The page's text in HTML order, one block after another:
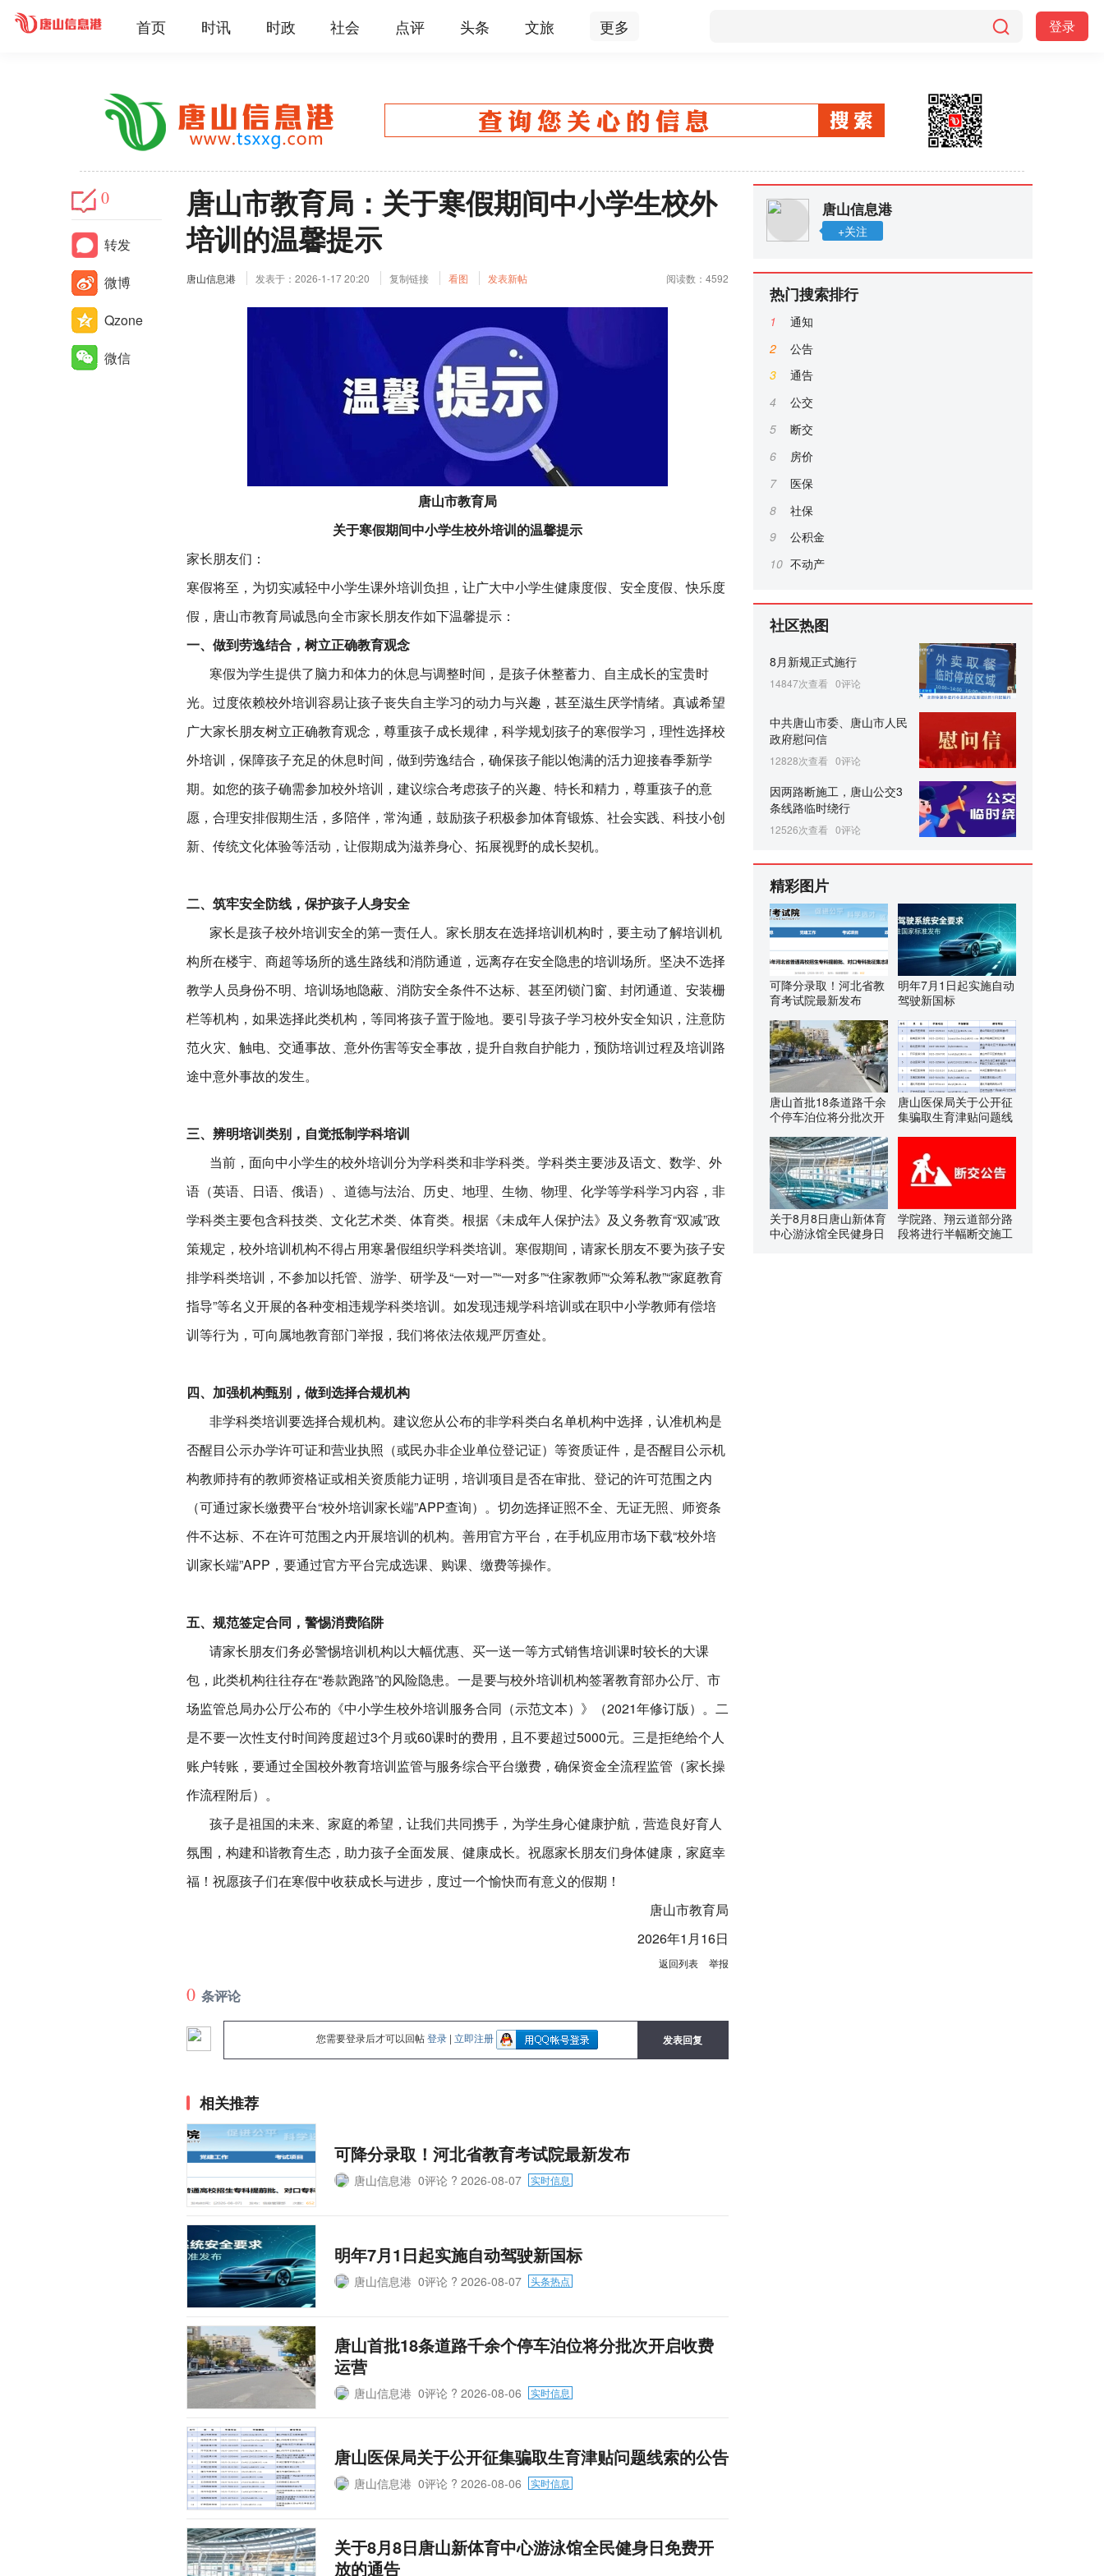
首页 时讯 时政 社会 点评 头条 文旅 更多 登录
0
转发
微博
Qzone
微信
唐山市教育局：关于寒假期间中小学生校外
培训的温馨提示
唐山信息港 发表于：2026-1-17 20:20 复制链接 看图 发表新帖 阅读数：4592
唐山市教育局
关于寒假期间中小学生校外培训的温馨提示
家长朋友们：
寒假将至，为切实减轻中小学生课外培训负担，让广大中小学生健康度假、安全度假、快乐度
假，唐山市教育局诚恳向全市家长朋友作如下温馨提示：
一、做到劳逸结合，树立正确教育观念
寒假为学生提供了脑力和体力的休息与调整时间，是孩子休整蓄力、自主成长的宝贵时
光。过度依赖校外培训容易让孩子丧失自主学习的动力与兴趣，甚至滋生厌学情绪。真诚希望
广大家长朋友树立正确教育观念，尊重孩子成长规律，科学规划孩子的寒假学习，理性选择校
外培训，保障孩子充足的休息时间，做到劳逸结合，确保孩子能以饱满的活力迎接春季新学
期。如您的孩子确需参加校外培训，建议综合考虑孩子的兴趣、特长和精力，尊重孩子的意
愿，合理安排假期生活，多陪伴，常沟通，鼓励孩子积极参加体育锻炼、社会实践、科技小创
新、传统文化体验等活动，让假期成为滋养身心、拓展视野的成长契机。
二、筑牢安全防线，保护孩子人身安全
家长是孩子校外培训安全的第一责任人。家长朋友在选择培训机构时，要主动了解培训机
构所在楼宇、商超等场所的逃生路线和消防通道，远离存在安全隐患的培训场所。坚决不选择
教学人员身份不明、培训场地隐蔽、消防安全条件不达标、甚至闭锁门窗、封闭通道、安装栅
栏等机构，如果选择此类机构，等同将孩子置于险地。要引导孩子学习校外安全知识，注意防
范火灾、触电、交通事故、意外伤害等安全事故，提升自救自护能力，预防培训过程及培训路
途中意外事故的发生。
三、辨明培训类别，自觉抵制学科培训
当前，面向中小学生的校外培训分为学科类和非学科类。学科类主要涉及语文、数学、外
语（英语、日语、俄语）、道德与法治、历史、地理、生物、物理、化学等学科学习内容，非
学科类主要包含科技类、文化艺术类、体育类。根据《未成年人保护法》及义务教育“双减”政
策规定，校外培训机构不得占用寒暑假组织学科类培训。寒假期间，请家长朋友不要为孩子安
排学科类培训，不参加以托管、游学、研学及“一对一”“一对多”“住家教师”“众筹私教”“家庭教育
指导”等名义开展的各种变相违规学科类培训。如发现违规学科培训或在职中小学教师有偿培
训等行为，可向属地教育部门举报，我们将依法依规严厉查处。
四、加强机构甄别，做到选择合规机构
非学科类培训要选择合规机构。建议您从公布的非学科类白名单机构中选择，认准机构是
否醒目公示办学许可证和营业执照（或民办非企业单位登记证）等资质证件，是否醒目公示机
构教师持有的教师资格证或相关资质能力证明，培训项目是否在审批、登记的许可范围之内
（可通过家长缴费平台“校外培训家长端”APP查询）。切勿选择证照不全、无证无照、师资条
件不达标、不在许可范围之内开展培训的机构。善用官方平台，在手机应用市场下载“校外培
训家长端”APP，要通过官方平台完成选课、购课、缴费等操作。
五、规范签定合同，警惕消费陷阱
请家长朋友们务必警惕培训机构以大幅优惠、买一送一等方式销售培训课时较长的大课
包，此类机构往往存在“卷款跑路”的风险隐患。一是要与校外培训机构签署教育部办公厅、市
场监管总局办公厅公布的《中小学生校外培训服务合同（示范文本）》（2021年修订版）。二
是不要一次性支付时间跨度超过3个月或60课时的费用，且不要超过5000元。三是拒绝给个人
账户转账，要通过全国校外教育培训监管与服务综合平台缴费，确保资金全流程监管（家长操
作流程附后）。
孩子是祖国的未来、家庭的希望，让我们共同携手，为学生身心健康护航，营造良好育人
氛围，构建和谐教育生态，助力孩子全面发展、健康成长。祝愿家长朋友们身体健康，家庭幸
福！祝愿孩子们在寒假中收获成长与进步，度过一个愉快而有意义的假期！
唐山市教育局
2026年1月16日
返回列表 举报
0 条评论
您需要登录后才可以回帖登录 | 立即注册 发表回复
相关推荐
可降分录取！河北省教育考试院最新发布
唐山信息港 0评论 ? 2026-08-07 实时信息
明年7月1日起实施自动驾驶新国标
唐山信息港 0评论 ? 2026-08-07 头条热点
唐山首批18条道路千余个停车泊位将分批次开启收费
运营
唐山信息港 0评论 ? 2026-08-06 实时信息
唐山医保局关于公开征集骗取生育津贴问题线索的公告
唐山信息港 0评论 ? 2026-08-06 实时信息
关于8月8日唐山新体育中心游泳馆全民健身日免费开
放的通告
唐山信息港
+关注
热门搜索排行
1
通知
2
公告
3
通告
4
公交
5
断交
6
房价
7
医保
8
社保
9
公积金
10 不动产
社区热图
8月新规正式施行
14847次查看 0评论
中共唐山市委、唐山市人民
政府慰问信
12828次查看 0评论
因两路断施工，唐山公交3
条线路临时绕行
12526次查看 0评论
精彩图片
可降分录取！河北省教
育考试院最新发布
明年7月1日起实施自动
驾驶新国标
唐山首批18条道路千余
个停车泊位将分批次开
唐山医保局关于公开征
集骗取生育津贴问题线
关于8月8日唐山新体育
中心游泳馆全民健身日
学院路、翔云道部分路
段将进行半幅断交施工